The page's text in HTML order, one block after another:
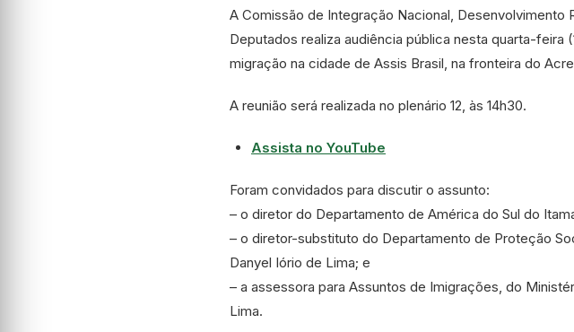
A Comissão de Integração Nacional, Desenvolvimento
Deputados realiza audiência pública nesta quarta-feira
migração na cidade de Assis Brasil, na fronteira do
A reunião será realizada no plenário 12, às 14h30.
Assista no YouTube
Foram convidados para discutir o assunto:
– o diretor do Departamento de América do Sul do
– o diretor-substituto do Departamento de Proteção
Danyel Iório de Lima; e
– a assessora para Assuntos de Imigrações, do
Lima.